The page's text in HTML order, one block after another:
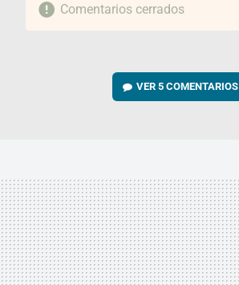
Comentarios cerrados
VER5 COMENTARIOS